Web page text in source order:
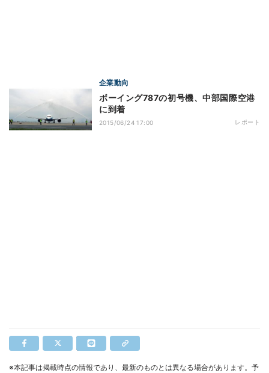
企業動向
ボーイング787の初号機、中部国際空港
に到着
2015/06/24 17:00 レポート
※本記事は掲載時点の情報であり、最新のものとは異なる場合があります。予